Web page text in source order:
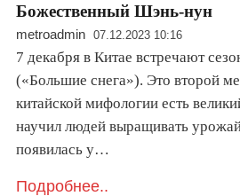
Божественный Шэнь-нун
metroadmin 07.12.2023 10:16
7 декабря в Китае встречают
(«Большие снега»). Это второй
китайской мифологии есть
научил людей выращивать
появилась у…
Подробнее..